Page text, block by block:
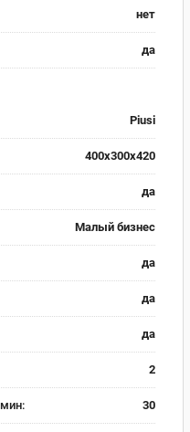
нет
да
Piusi
400x300x420
да
Малый бизнес
да
да
да
2
30